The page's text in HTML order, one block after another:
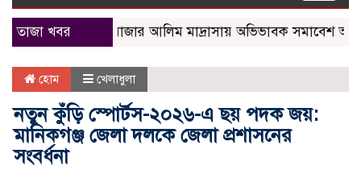
তাজা খবরনতুন বাজার আলিম মাদ্রাসায় অভিভাবক সমাবেশ অনুষ্ঠিত
হোম খেলাধুলা
নতুন কুঁড়ি স্পোর্টস-২০২৬-এ ছয় পদক জয়:
মানিকগঞ্জ জেলা দলকে জেলা প্রশাসনের
সংবর্ধনা